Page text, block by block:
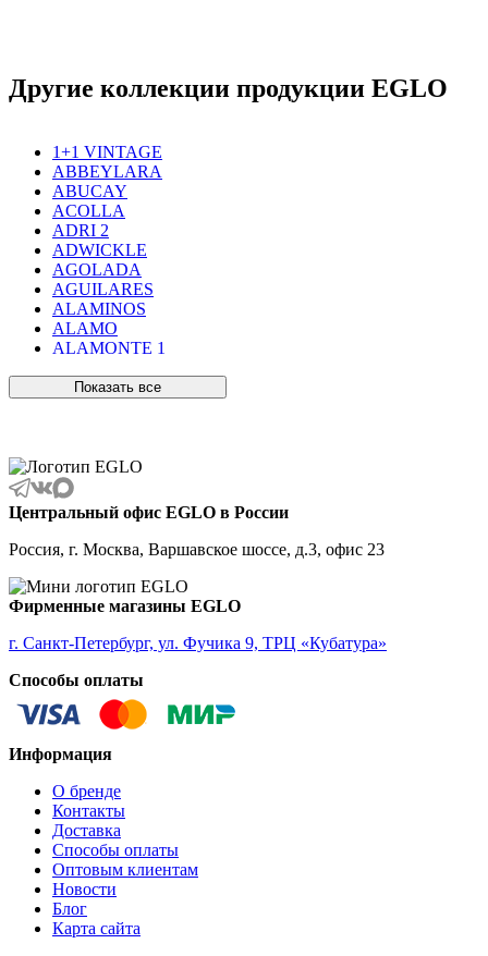
Другие коллекции продукции EGLO
1+1 VINTAGE
ABBEYLARA
ABUCAY
ACOLLA
ADRI 2
ADWICKLE
AGOLADA
AGUILARES
ALAMINOS
ALAMO
ALAMONTE 1
ALBARACCIN
ALCUDIA
ALDERNEY
ALMANZORA
ALMEIDA
ALMEIDA 2
ALMONTE
ALMUDAINA
ALOBRASE
ALSAGER
ALVEZ
AMADORA
AMAKUSA
AMBATOBE
AMBONDRONA
AMBORIALA
AMEZAGA
AMOATSY
AMPITABE
AMSFIELD 1
ANDASIBE
ANJABE
Показать все
Центральный офис EGLO в России
Россия, г. Москва, Варшавское шоссе, д.3, офис 23
Фирменные магазины EGLO
г. Санкт-Петербург, ул. Фучика 9, ТРЦ «Кубатура»
Способы оплаты
Информация
О бренде
Контакты
Доставка
Способы оплаты
Оптовым клиентам
Новости
Блог
Карта сайта